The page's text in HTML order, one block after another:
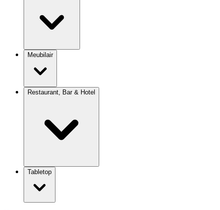
Meubilair
Restaurant, Bar & Hotel
Tabletop